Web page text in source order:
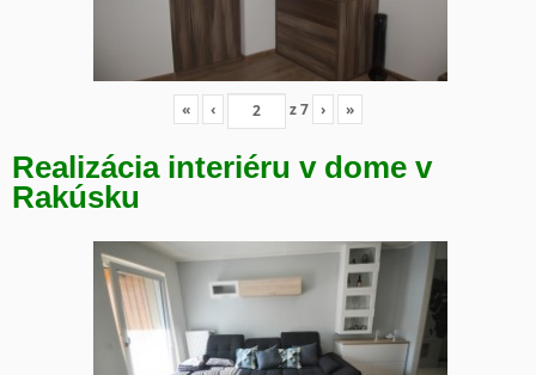
« ‹ z7 › »
Realizácia interiéru v dome v
Rakúsku